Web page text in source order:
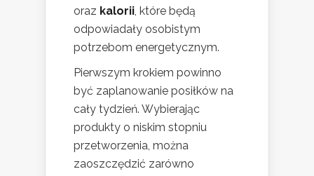
oraz kalorii, które będą
odpowiadały osobistym
potrzebom energetycznym.
Pierwszym krokiem powinno
być zaplanowanie posiłków na
cały tydzień. Wybierając
produkty o niskim stopniu
przetworzenia, można
zaoszczędzić zarówno